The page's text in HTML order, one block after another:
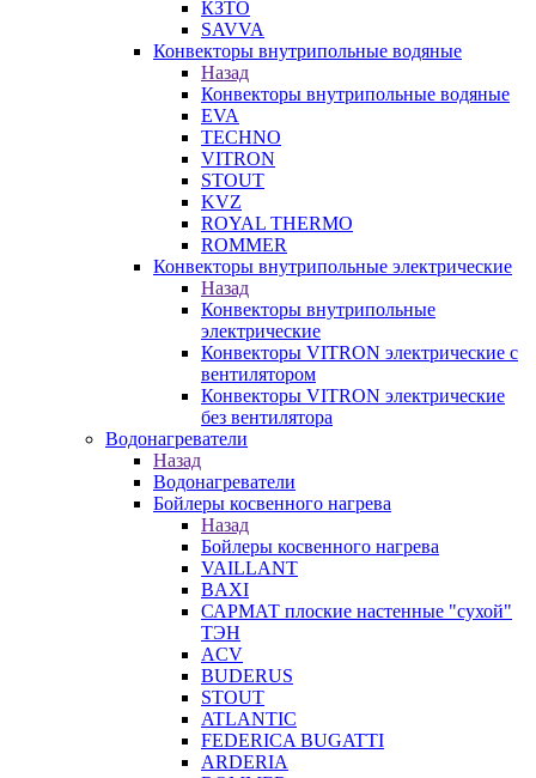
КЗТО
SAVVA
Конвекторы внутрипольные водяные
Назад
Конвекторы внутрипольные водяные
EVA
TECHNO
VITRON
STOUT
KVZ
ROYAL THERMO
ROMMER
Конвекторы внутрипольные электрические
Назад
Конвекторы внутрипольные
электрические
Конвекторы VITRON электрические с
вентилятором
Конвекторы VITRON электрические
без вентилятора
Водонагреватели
Назад
Водонагреватели
Бойлеры косвенного нагрева
Назад
Бойлеры косвенного нагрева
VAILLANT
BAXI
САРМАТ плоские настенные "сухой"
ТЭН
ACV
BUDERUS
STOUT
ATLANTIC
FEDERICA BUGATTI
ARDERIA